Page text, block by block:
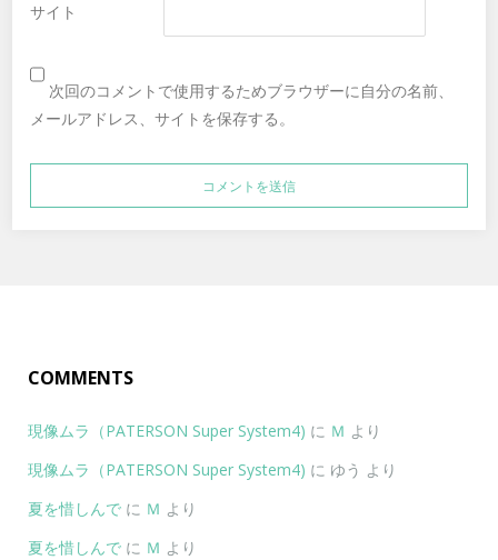
サイト
次回のコメントで使用するためブラウザーに自分の名前、
メールアドレス、サイトを保存する。
COMMENTS
現像ムラ（PATERSON Super System4) に Ｍ より
現像ムラ（PATERSON Super System4) に ゆう より
夏を惜しんで に Ｍ より
夏を惜しんで に Ｍ より